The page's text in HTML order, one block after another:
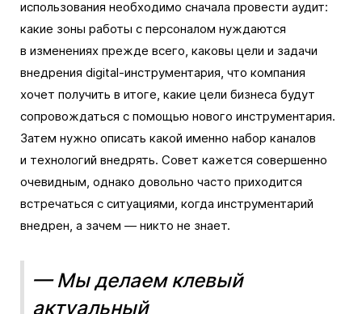
использования необходимо сначала провести аудит:
какие зоны работы с персоналом нуждаются
в изменениях прежде всего, каковы цели и задачи
внедрения digital-инструментария, что компания
хочет получить в итоге, какие цели бизнеса будут
сопровождаться с помощью нового инструментария.
Затем нужно описать какой именно набор каналов
и технологий внедрять. Совет кажется совершенно
очевидным, однако довольно часто приходится
встречаться с ситуациями, когда инструментарий
внедрен, а зачем — никто не знает.
— Мы делаем клевый
актуальный